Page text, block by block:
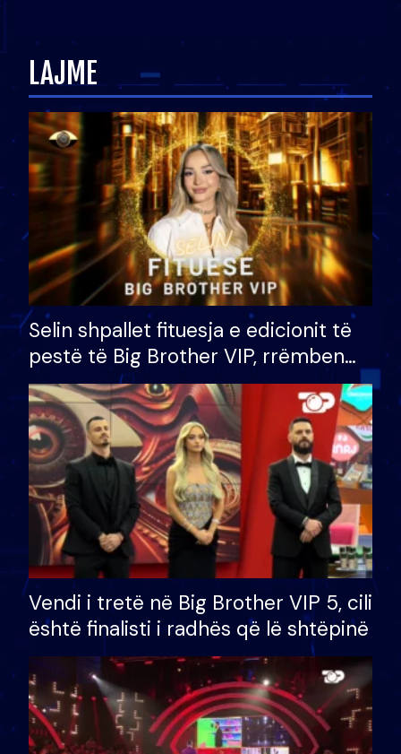
LAJME
Selin shpallet fituesja e edicionit të
pestë të Big Brother VIP, rrëmben
çmimin e madh prej 100 mijë eurosh
Vendi i tretë në Big Brother VIP 5, cili
është finalisti i radhës që lë shtëpinë